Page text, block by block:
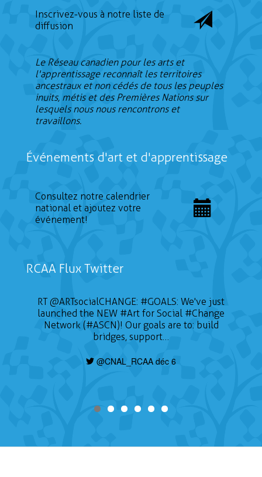
Inscrivez-vous à notre liste de
diffusion
Le Réseau canadien pour les arts et
l'apprentissage reconnaît les territoires
ancestraux et non cédés de tous les peuples
inuits, métis et des Premières Nations sur
lesquels nous nous rencontrons et
travaillons.
Événements d'art et d'apprentissage
Consultez notre calendrier
national et ajoutez votre
événement!
RCAA Flux Twitter
RT@ARTsocialCHANGE: #GOALS: We've just
launched the NEW #Art for Social #Change
Network (#ASCN)! Our goals are to: build
bridges, support…
@CNAL_RCAA déc 6